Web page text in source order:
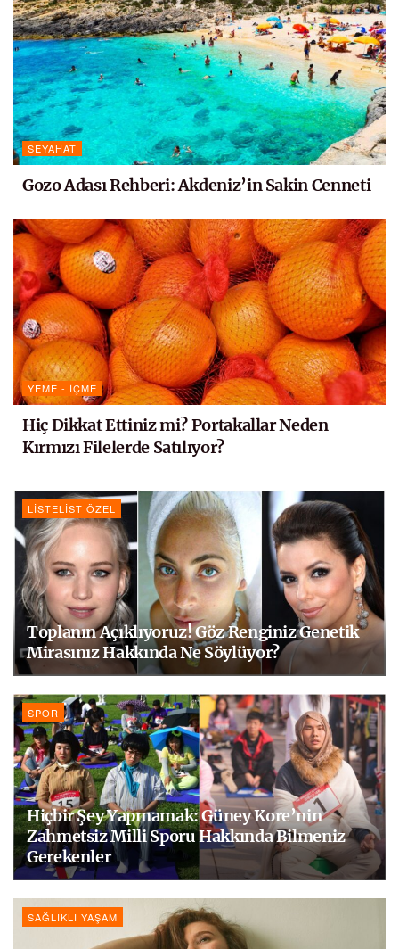
SEYAHAT
Gozo Adası Rehberi: Akdeniz’in Sakin Cenneti
YEME - İÇME
Hiç Dikkat Ettiniz mi? Portakallar Neden
Kırmızı Filelerde Satılıyor?
LISTELIST ÖZEL
Toplanın Açıklıyoruz! Göz Renginiz Genetik
Mirasınız Hakkında Ne Söylüyor?
SPOR
Hiçbir Şey Yapmamak: Güney Kore’nin
Zahmetsiz Milli Sporu Hakkında Bilmeniz
Gerekenler
SAĞLIKLI YAŞAM